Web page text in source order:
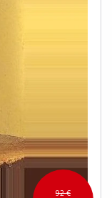
92 €